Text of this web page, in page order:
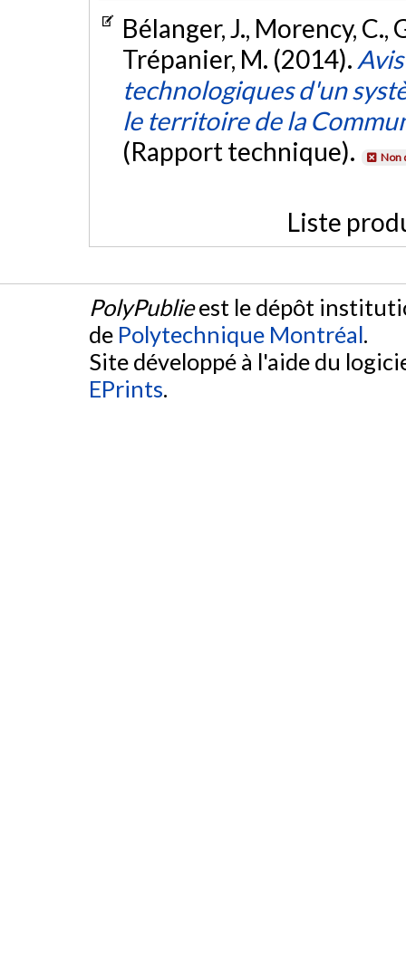
Bélanger, J., Morency, C.,
Trépanier, M. (2014).
technologiques d'un
le territoire de la
(Rapport technique).
Non
Liste
PolyPublieest le dépôt
de Polytechnique Montréal.
Site développé à l'aide du
EPrints.